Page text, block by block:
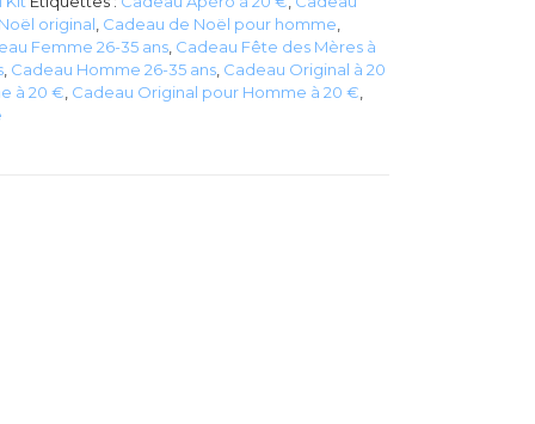
original Cadeau de Noël pour homme
Femme 26-35 ans Cadeau Fête des Mères à
Cadeau Homme 26-35 ans Cadeau Original à 20
à 20 € Cadeau Original pour Homme à 20 €